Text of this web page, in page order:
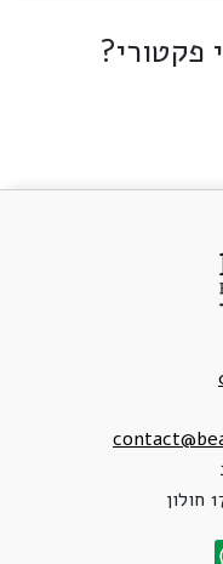
פקטורי?